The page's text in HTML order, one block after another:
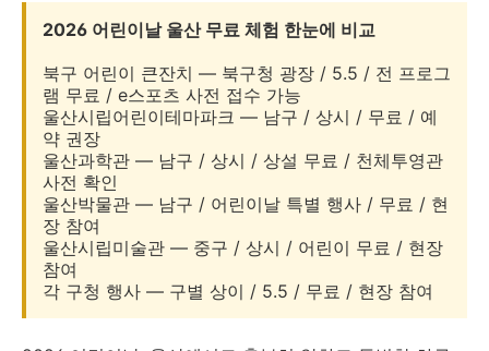
2026 어린이날 울산 무료 체험 한눈에 비교
북구 어린이 큰잔치 — 북구청 광장 / 5.5 / 전 프로그
램 무료 / e스포츠 사전 접수 가능
울산시립어린이테마파크 — 남구 / 상시 / 무료 / 예
약 권장
울산과학관 — 남구 / 상시 / 상설 무료 / 천체투영관
사전 확인
울산박물관 — 남구 / 어린이날 특별 행사 / 무료 / 현
장 참여
울산시립미술관 — 중구 / 상시 / 어린이 무료 / 현장
참여
각 구청 행사 — 구별 상이 / 5.5 / 무료 / 현장 참여